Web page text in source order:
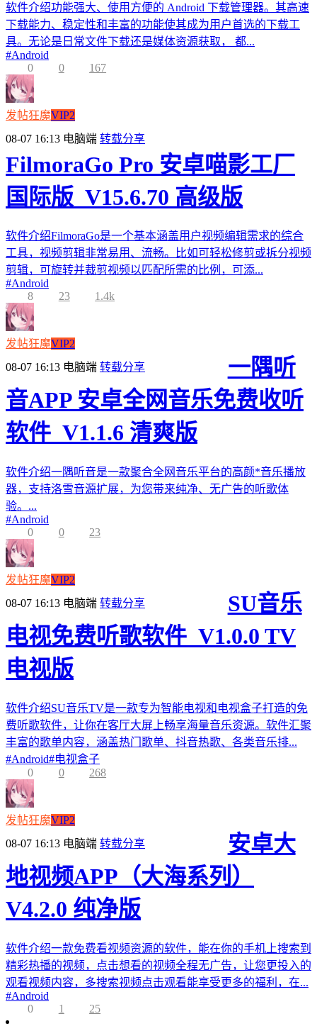
软件介绍功能强大、使用方便的 Android 下载管理器。其高速
下载能力、稳定性和丰富的功能使其成为用户首选的下载工
具。无论是日常文件下载还是媒体资源获取， 都...
#Android
0
0 167
发帖狂魔VIP2
08-07 16:13 电脑端 转载分享
FilmoraGo Pro 安卓喵影工厂
国际版_V15.6.70 高级版
软件介绍FilmoraGo是一个基本涵盖用户视频编辑需求的综合
工具，视频剪辑非常易用、流畅。比如可轻松修剪或拆分视频
剪辑，可旋转并裁剪视频以匹配所需的比例，可添...
#Android
8
23 1.4k
发帖狂魔VIP2
08-07 16:13 电脑端 转载分享
一隅听
音APP 安卓全网音乐免费收听
软件_V1.1.6 清爽版
软件介绍一隅听音是一款聚合全网音乐平台的高颜*音乐播放
器，支持洛雪音源扩展，为您带来纯净、无广告的听歌体
验。...
#Android
0
0 23
发帖狂魔VIP2
08-07 16:13 电脑端 转载分享
SU音乐
电视免费听歌软件_V1.0.0 TV
电视版
软件介绍SU音乐TV是一款专为智能电视和电视盒子打造的免
费听歌软件，让你在客厅大屏上畅享海量音乐资源。软件汇聚
丰富的歌单内容，涵盖热门歌单、抖音热歌、各类音乐排...
#Android#电视盒子
0
0 268
发帖狂魔VIP2
08-07 16:13 电脑端 转载分享
安卓大
地视频APP（大海系列）
V4.2.0 纯净版
软件介绍一款免费看视频资源的软件，能在你的手机上搜索到
精彩热播的视频，点击想看的视频全程无广告，让您更投入的
观看视频内容，多搜索视频点击观看能享受更多的福利，在...
#Android
0
1 25